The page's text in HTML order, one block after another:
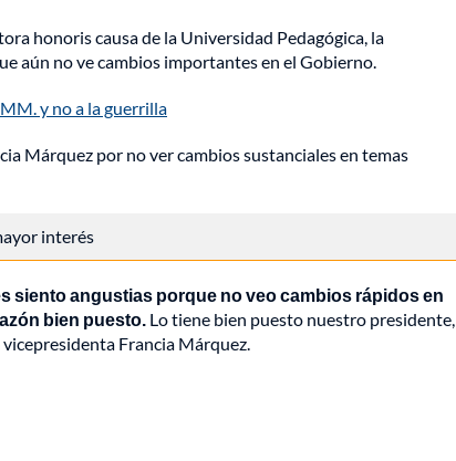
honoris causa de la Universidad Pedagógica, la
aún no ve cambios importantes en el Gobierno.
y no a la guerrilla
Márquez por no ver cambios sustanciales en temas
interés
siento angustias porque no veo cambios rápidos en
bien puesto. Lo tiene bien puesto nuestro presidente,
Francia Márquez.